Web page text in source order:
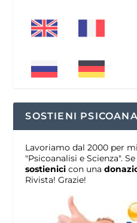
SOSTIENI
Lavoriamo dal 2000 per
"Psicoanalisi e Scienza".
sostienici con una
Rivista! Grazie!